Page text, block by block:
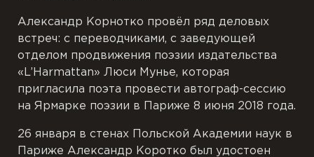
Александр Корнотко провёл ряд деловых
встреч: с переводчиками, с заведующей
отделом продвижения поэзии издательства
«L’Harmattan» Люси Мунье, которая
пригласила поэта провести автограф-сессию
на Ярмарке поэзии в Париже 8 июня 2018 года.
26 января в стенах Польской Академии наук в
Париже Александр Коротко был удостоен